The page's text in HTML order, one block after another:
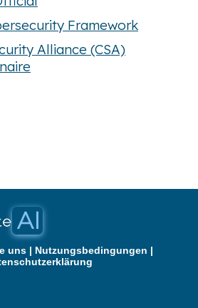
Framework
Alliance (CSA)
uns| Nutzungsbedingungen |